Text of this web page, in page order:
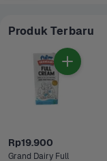
Produk Terbaru
Rp19.900
Grand Dairy Full